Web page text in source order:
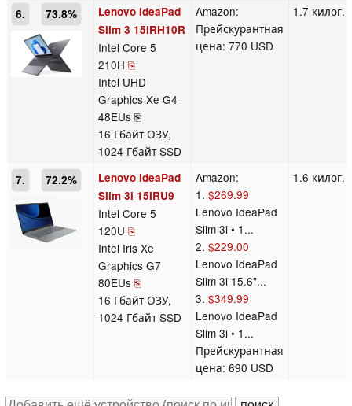
6. 73.8%
Lenovo IdeaPad
Slim 3 15IRH10R
Intel Core 5
210H ⎘
Intel UHD
Graphics Xe G4
48EUs ⎘
16 Гбайт ОЗУ,
1024 Гбайт SSD
Amazon:
Прейскурантная
цена: 770 USD
1.7 килог.
7. 72.2%
Lenovo IdeaPad
Slim 3i 15IRU9
Intel Core 5
120U ⎘
Intel Iris Xe
Graphics G7
80EUs ⎘
16 Гбайт ОЗУ,
1024 Гбайт SSD
Amazon:
1.$269.99
Lenovo IdeaPad
Slim 3i • 1...
2.$229.00
Lenovo IdeaPad
Slim 3i 15.6"...
3.$349.99
Lenovo IdeaPad
Slim 3i • 1...
Прейскурантная
цена: 690 USD
1.6 килог.